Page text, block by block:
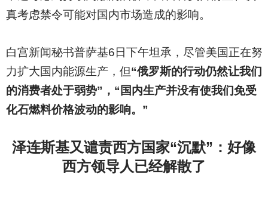
真考虑禁令可能对国内市场造成的影响。
白宫新闻秘书普萨基6日下午坦承，尽管美国正在努
力扩大国内能源生产，但“俄罗斯的行动仍然让我们
的消费者处于弱势”，“国内生产并没有使我们免受
化石燃料价格波动的影响。”
泽连斯基又谴责西方国家“沉默”：好像
西方领导人已经解散了